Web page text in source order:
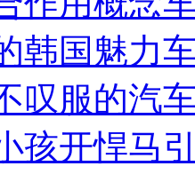
韩国魅力
叹服的汽
孩开悍马